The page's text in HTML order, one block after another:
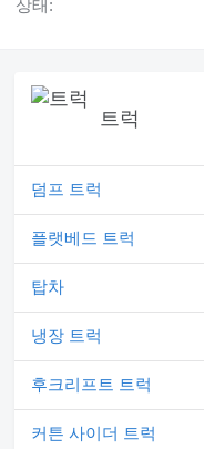
상태:
트럭
덤프 트럭
플랫베드 트럭
탑차
냉장 트럭
후크리프트 트럭
커튼 사이더 트럭